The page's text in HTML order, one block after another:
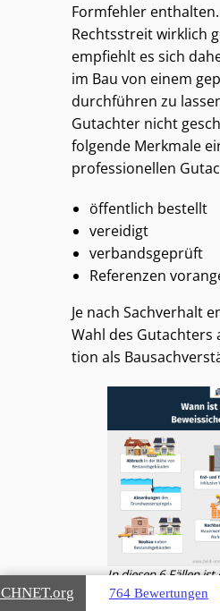
Formfehler
Rechtsstreit wirklich
empfiehlt es sich
im Bau von einem
durchführen zu
Gutachter nicht
folgende Merkmale
professionellen
öffentlich bestellt
vereidigt
verbandsgeprüft
Referenzen
Je nach Sachverhalt
Wahl des
ti­on als
In diesen 6 Fällen ist
durch einen
.org 764 Bewertungen